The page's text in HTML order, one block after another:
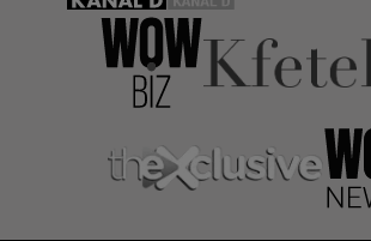
Despre Radio
Frecvențe Radio Impuls
Politica de confidentialitate
Politica de cookies